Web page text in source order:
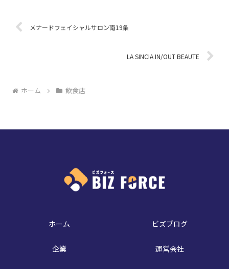
メナードフェイシャルサロン南19条
LA SINCIA IN/OUT BEAUTE
ホーム 飲食店
ホーム ビズブログ
企業 運営会社